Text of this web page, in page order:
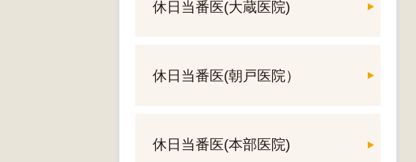
休日当番医(大蔵医院)
休日当番医(朝戸医院）
休日当番医(本部医院)